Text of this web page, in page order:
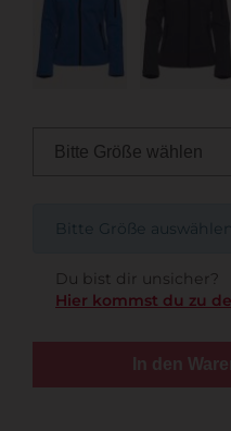
Bitte Größe auswählen!
Du bist dir unsicher?
Hier kommst du zu
In den